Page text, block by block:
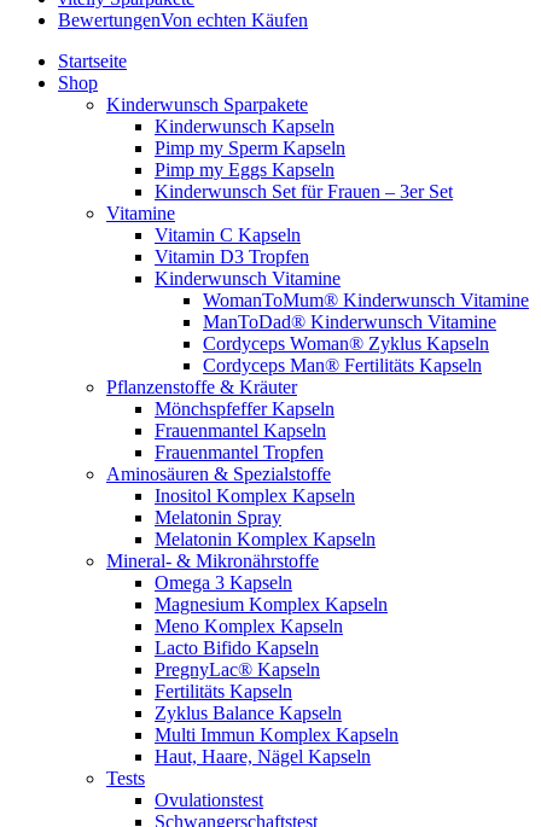
BewertungenVon echten Käufen
Startseite
Shop
Kinderwunsch Sparpakete
Kinderwunsch Kapseln
Pimp my Sperm Kapseln
Pimp my Eggs Kapseln
Kinderwunsch Set für Frauen – 3er Set
Vitamine
Vitamin C Kapseln
Vitamin D3 Tropfen
Kinderwunsch Vitamine
WomanToMum® Kinderwunsch Vitamine
ManToDad® Kinderwunsch Vitamine
Cordyceps Woman® Zyklus Kapseln
Cordyceps Man® Fertilitäts Kapseln
Pflanzenstoffe & Kräuter
Mönchspfeffer Kapseln
Frauenmantel Kapseln
Frauenmantel Tropfen
Aminosäuren & Spezialstoffe
Inositol Komplex Kapseln
Melatonin Spray
Melatonin Komplex Kapseln
Mineral- & Mikronährstoffe
Omega 3 Kapseln
Magnesium Komplex Kapseln
Meno Komplex Kapseln
Lacto Bifido Kapseln
PregnyLac® Kapseln
Fertilitäts Kapseln
Zyklus Balance Kapseln
Multi Immun Komplex Kapseln
Haut, Haare, Nägel Kapseln
Tests
Ovulationstest
Schwangerschaftstest